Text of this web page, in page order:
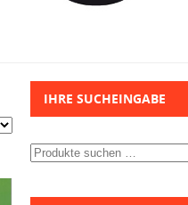
IHRE SUCHEINGABE
Suchen
nach: